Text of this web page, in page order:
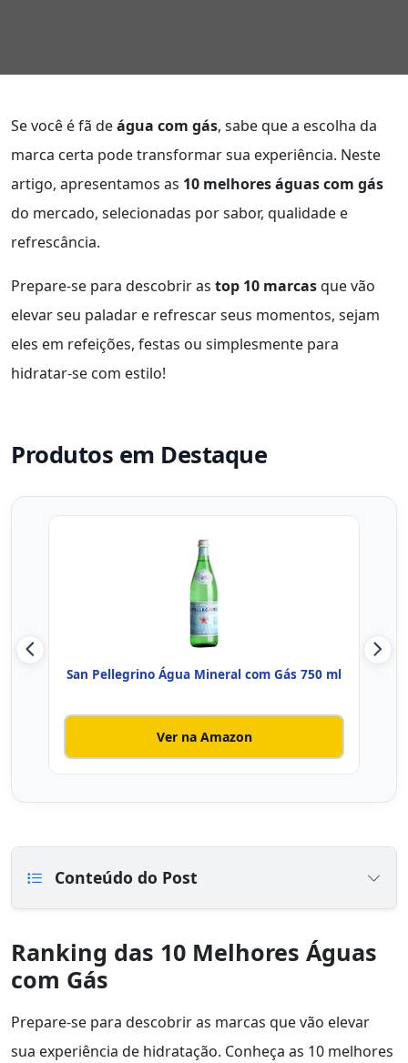
Se você é fã deágua com gás, sabe que a escolha da
marca certa pode transformar sua experiência. Neste
artigo, apresentamos as 10 melhores águas com gás
do mercado, selecionadas por sabor, qualidade e
refrescância.
Prepare-se para descobrir as top 10 marcasque vão
elevar seu paladar e refrescar seus momentos, sejam
eles em refeições, festas ou simplesmente para
hidratar-se com estilo!
Produtos em Destaque
San Pellegrino Água Mineral com Gás 750 ml
Ver na Amazon
Conteúdo do Post
Ranking das 10 Melhores Águas
com Gás
Prepare-se para descobrir as marcas que vão elevar
sua experiência de hidratação. Conheça as 10 melhores